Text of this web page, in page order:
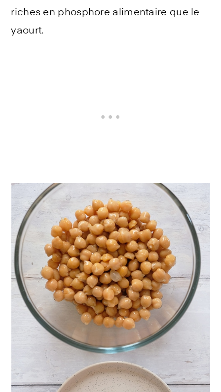
riches en phosphore alimentaire que le
yaourt.